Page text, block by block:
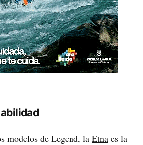
modelos de Legend, la Etna es la